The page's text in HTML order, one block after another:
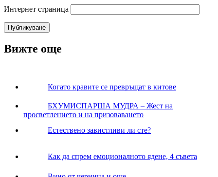
Интернет страница
Вижте още
Когато кравите се превръщат в китове
БХУМИСПАРША МУДРА – Жест на
просветлението и на призоваването
Естествено завистливи ли сте?
Как да спрем емоционалното ядене, 4 съвета